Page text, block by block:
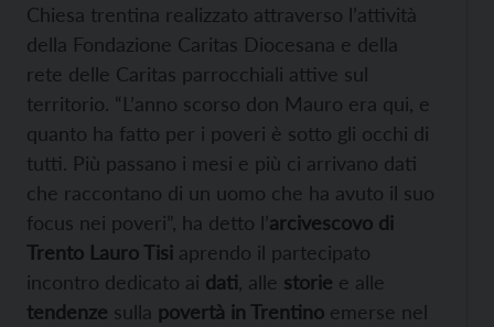
Chiesa trentina realizzato attraverso l’attività
della Fondazione Caritas Diocesana e della
rete delle Caritas parrocchiali attive sul
territorio. “L’anno scorso don Mauro era qui, e
quanto ha fatto per i poveri è sotto gli occhi di
tutti. Più passano i mesi e più ci arrivano dati
che raccontano di un uomo che ha avuto il suo
focus nei poveri”, ha detto l’arcivescovo di
Trento Lauro Tisi aprendo il partecipato
incontro dedicato ai dati , alle storie e alle
tendenze sulla povertà in Trentino emerse nel